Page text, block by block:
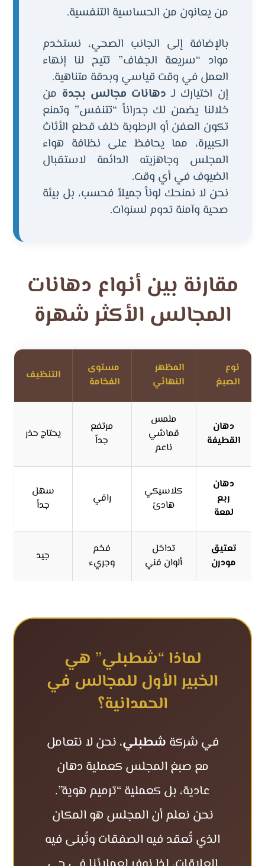
من يعانون من الحساسية التنفسية.
بالإضافة إلى الجانب الصحي، نستخدم
مواد “سريعة الجفاف” تتيح لنا إنهاء
العمل في وقت قياسي وبدقة متناهية.
إن اختيارك لـ دهانات مجالس بجدة من
خلالنا يضمن لك جدراناً “تتنفس” وتمنع
تكون العفن أو الرطوبة خلف قطع الأثاث
الكبيرة، مما يحافظ على نظافة هواء
المجلس وجاهزيته الدائمة لاستقبال
الضيوف في أي وقت.
نحن لا نمنحك لوناً جميلاً فحسب، بل بيئة
صحية وآمنة تدوم لسنوات.
مقارنة بين أنواع دهانات
المجالس الأكثر شهرة
نوع
الصبغ
المظهر
النهائي
مستوى
الفخامة
التنظيف
دهان
القطيفة
ملمس
قماشي
ناعم
مرتفع
جداً
يحتاج حذر
دهان
ربع
لمعة
كلاسيكي
هادئ
راقي
سهل
جداً
تعتيق
مودرن
تداخل
ألوان فني
فخم
وجريء
جيد
لماذا “شطبلي” هي
الخبير الأول للمجالس في
الحمدانية؟
في شركة شطبلي، نحن لا نتعامل
مع صبغ المجلس كعملية دهان
عادية، بل كعملية “ترميم هوية”.
نحن نعلم أن المجلس هو المكان
الذي تُعقد فيه الصفقات وتُبنى فيه